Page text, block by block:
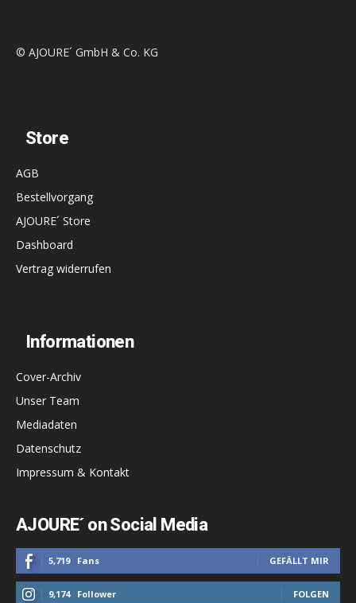
© AJOURE´ GmbH & Co. KG
Store
AGB
Bestellvorgang
AJOURE´ Store
Dashboard
Vertrag widerrufen
Informationen
Cover-Archiv
Unser Team
Mediadaten
Datenschutz
Impressum & Kontakt
AJOURE´ on Social Media
5,719 Fans GEFÄLLT MIR
9,174 Follower FOLGEN